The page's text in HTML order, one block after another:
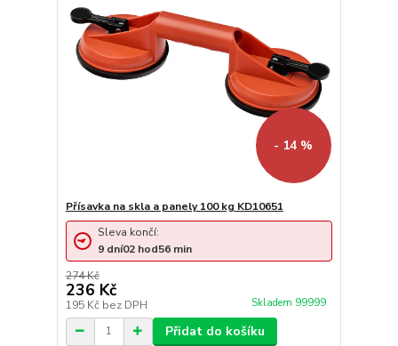
- 14 %
Přísavka na skla a panely 100 kg KD10651
274 Kč
236 Kč
195 Kč bez DPH Skladem 99999
Sleva končí:
9 dní02 hod56 min
Přidat do košíku